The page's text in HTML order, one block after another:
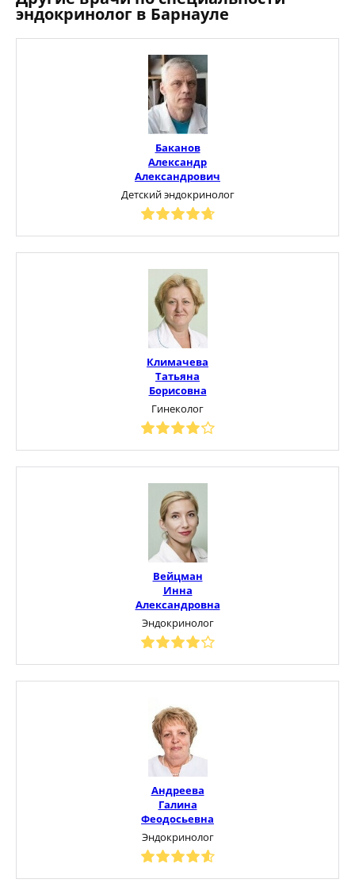
эндокринолог в Барнауле
Баканов
Александр
Александрович
Детский эндокринолог
Климачева
Татьяна
Борисовна
Гинеколог
Вейцман
Инна
Александровна
Эндокринолог
Андреева
Галина
Феодосьевна
Эндокринолог